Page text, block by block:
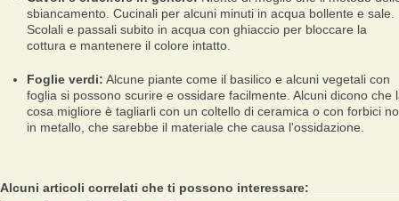
sbiancamento. Cucinali per alcuni minuti in acqua bollente e sale.
Scolali e passali subito in acqua con ghiaccio per bloccare la
cottura e mantenere il colore intatto.
Foglie verdi: Alcune piante come il basilico e alcuni vegetali con
foglia si possono scurire e ossidare facilmente. Alcuni dicono che
cosa migliore è tagliarli con un coltello di ceramica o con forbici
in metallo, che sarebbe il materiale che causa l'ossidazione.
Alcuni articoli correlati che ti possono interessare: